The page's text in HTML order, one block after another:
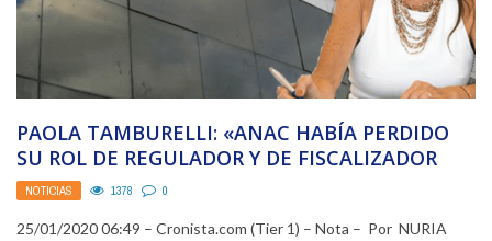
PAOLA TAMBURELLI: «ANAC HABÍA PERDIDO
SU ROL DE REGULADOR Y DE FISCALIZADOR
AÉREO»
NOTICIAS 1378 0
25/01/2020 06:49 – Cronista.com (Tier 1) – Nota – Por NURIA